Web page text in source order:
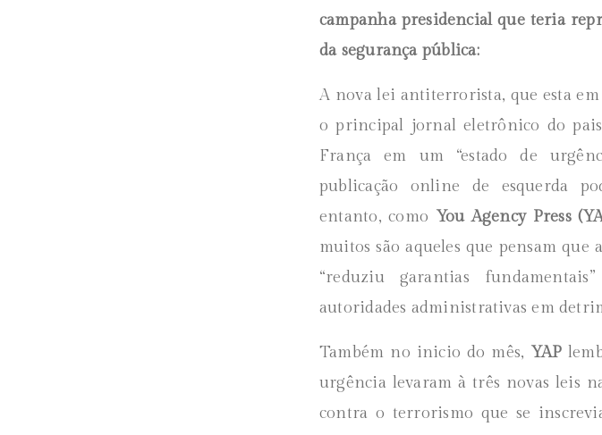
campanha presidencial que teria
da segurança pública:
A nova lei antiterrorista, que esta
o principal jornal eletrônico do
França em um “estado de
publicação online de esquerda
entanto, como You Agency Press
muitos são aqueles que pensam que
“reduziu garantias
autoridades administrativas em
Também no inicio do mês, YAP
urgência levaram à três novas leis
contra o terrorismo que se